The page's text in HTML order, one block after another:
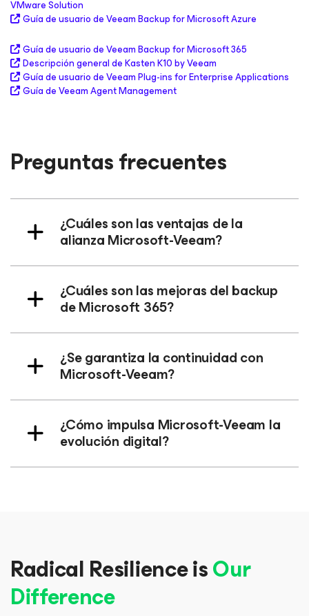
VMware Solution
Guía de usuario de Veeam Backupfor Microsoft Azure
Guía de usuario de Veeam Backupfor Microsoft 365
Descripción general de Kasten K10 by Veeam
Guía de usuario de Veeam Plug-ins for Enterprise Applications
Guía de Veeam Agent Management
Preguntas frecuentes
¿Cuáles son las ventajas de la
alianza Microsoft-Veeam?
¿Cuáles son las mejoras del backup
de Microsoft 365?
¿Se garantiza la continuidad con
Microsoft-Veeam?
¿Cómo impulsa Microsoft-Veeam la
evolución digital?
Radical Resilience isOur
Difference